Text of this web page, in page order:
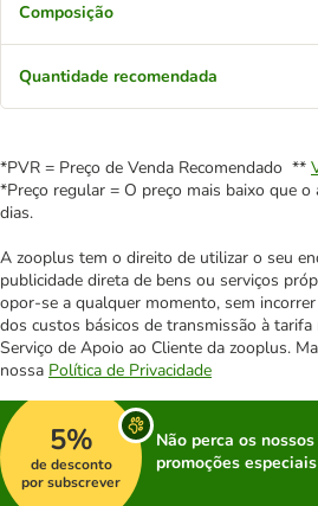
Composição
Quantidade recomendada
*PVR = Preço de Venda Recomendado **
*Preço regular = O preço mais baixo que
dias.
A zooplus tem o direito de utilizar o seu
publicidade direta de bens ou serviços
opor-se a qualquer momento, sem
dos custos básicos de transmissão à
Serviço de Apoio ao Cliente da zooplus.
nossa Política de Privacidade
5%
de desconto
por subscrever
Não perca os
promoções